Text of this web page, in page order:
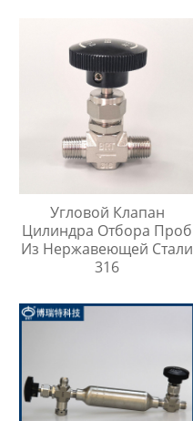
Угловой Клапан
Цилиндра Отбора Проб
Из Нержавеющей Стали
316